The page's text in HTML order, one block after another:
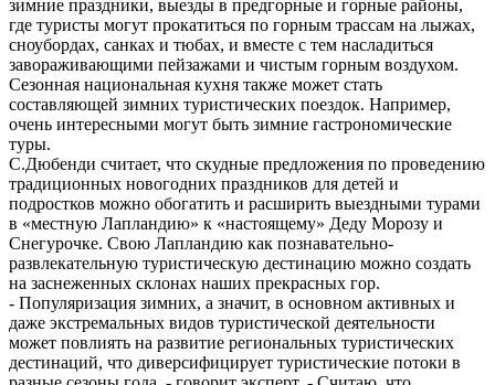
зимние праздники, выезды в предгорные и горные районы,
где туристы могут прокатиться по горным трассам на лыжах,
сноубордах, санках и тюбах, и вместе с тем насладиться
завораживающими пейзажами и чистым горным воздухом.
Сезонная национальная кухня также может стать
составляющей зимних туристических поездок. Например,
очень интересными могут быть зимние гастрономические
туры.
С.Дюбенди считает, что скудные предложения по проведению
традиционных новогодних праздников для детей и
подростков можно обогатить и расширить выездными турами
в «местную Лапландию» к «настоящему» Деду Морозу и
Снегурочке. Свою Лапландию как познавательно-
развлекательную туристическую дестинацию можно создать
на заснеженных склонах наших прекрасных гор.
- Популяризация зимних, а значит, в основном активных и
даже экстремальных видов туристической деятельности
может повлиять на развитие региональных туристических
дестинаций, что диверсифицирует туристические потоки в